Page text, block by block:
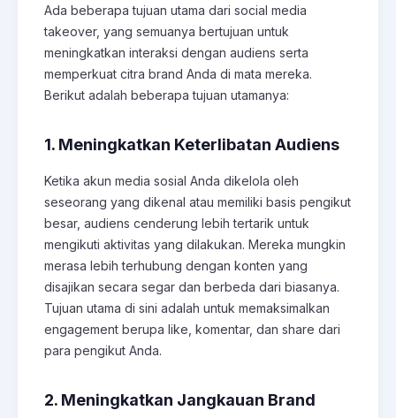
Ada beberapa tujuan utama dari social media
takeover, yang semuanya bertujuan untuk
meningkatkan interaksi dengan audiens serta
memperkuat citra brand Anda di mata mereka.
Berikut adalah beberapa tujuan utamanya:
1. Meningkatkan Keterlibatan Audiens
Ketika akun media sosial Anda dikelola oleh
seseorang yang dikenal atau memiliki basis pengikut
besar, audiens cenderung lebih tertarik untuk
mengikuti aktivitas yang dilakukan. Mereka mungkin
merasa lebih terhubung dengan konten yang
disajikan secara segar dan berbeda dari biasanya.
Tujuan utama di sini adalah untuk memaksimalkan
engagement berupa like, komentar, dan share dari
para pengikut Anda.
2. Meningkatkan Jangkauan Brand